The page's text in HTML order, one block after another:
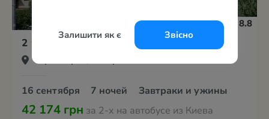
Залишити як є Звісно
8.8
2 Marija 2
Черногория, Котор
16 сентября 7 ночей Завтраки и ужины
42 174 грн за 2-х на автобусе из Киева